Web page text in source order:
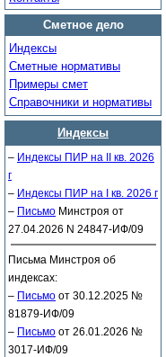
Сметное дело
Индексы
Сметные нормативы
Примеры смет
Справочники и нормативы
Индексы
– Индексы ПИР на II кв. 2026
г
– Индексы ПИР на I кв. 2026 г
– Письмо Минстроя от
27.04.2026 N 24847-ИФ/09
Письма Минстроя об
индексах:
– Письмо от 30.12.2025 №
81879-ИФ/09
– Письмо от 26.01.2026 №
3017-ИФ/09